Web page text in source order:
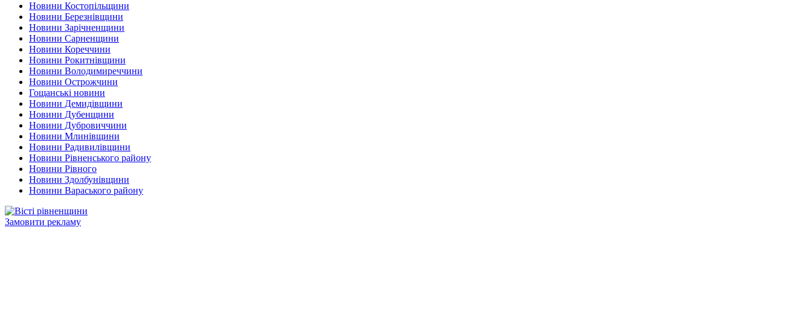
Новини Костопільщини
Новини Березнівщини
Новини Зарічненщини
Новини Сарненщини
Новини Кореччини
Новини Рокитнівщини
Новини Володимиреччини
Новини Острожчини
Гощанські новини
Новини Демидівщини
Новини Дубенщини
Новини Дубровиччини
Новини Млинівщини
Новини Радивилівщини
Новини Рівненського району
Новини Рівного
Новини Здолбунівщини
Новини Вараського району
Замовити рекламу